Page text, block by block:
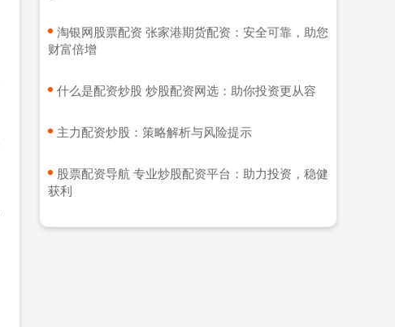
​淘银网股票配资 张家港期货配资：安全可靠，助您
财富倍增
​什么是配资炒股 炒股配资网选：助你投资更从容
​主力配资炒股：策略解析与风险提示
​股票配资导航 专业炒股配资平台：助力投资，稳健
获利